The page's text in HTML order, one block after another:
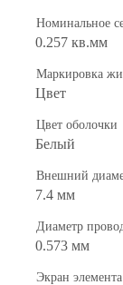
Номинальное
0.257 кв.мм
Маркировка
Цвет
Цвет оболочки
Белый
Внешний
7.4 мм
Диаметр
0.573 мм
Экран